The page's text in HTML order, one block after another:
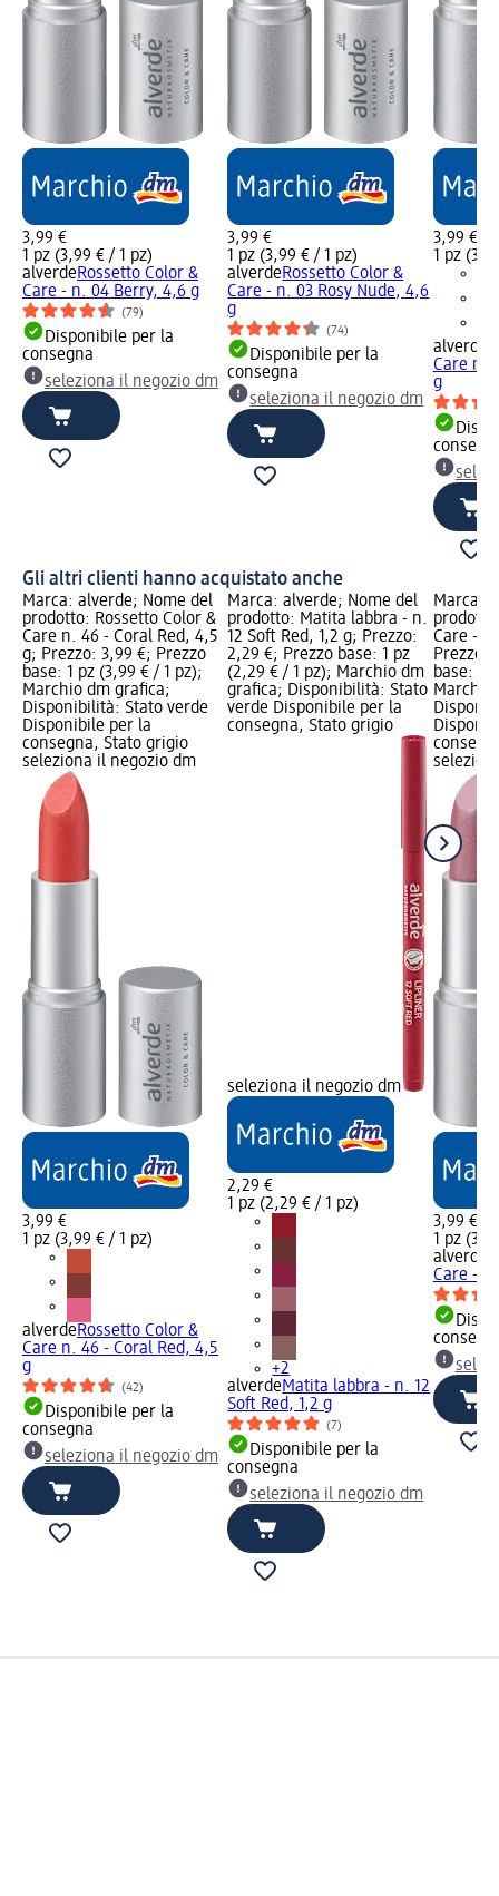
3,99 €
1 pz (3,99 € / 1 pz)
alverdeRossetto Color &
Care - n. 04 Berry, 4,6 g
(79)
Disponibile per la
consegna
seleziona il negozio dm
3,99 €
1 pz (3,99 € / 1 pz)
alverdeRossetto Color &
Care - n. 03 Rosy Nude, 4,6
g
(74)
Disponibile per la
consegna
seleziona il negozio dm
3,99 €
1 pz
alverde
Care n.
g
Gli altri clienti hanno acquistato anche
Marca: alverde; Nome del
prodotto: Rossetto Color &
Care n. 46 - Coral Red, 4,5
g; Prezzo: 3,99 €; Prezzo
base: 1 pz (3,99 € / 1 pz);
Marchio dm grafica;
Disponibilità: Stato verde
Disponibile per la
consegna, Stato grigio
seleziona il negozio dm
3,99 €
1 pz (3,99 € / 1 pz)
alverdeRossetto Color &
Care n. 46 - Coral Red, 4,5
g
(42)
Disponibile per la
consegna
seleziona il negozio dm
Marca: alverde; Nome del
prodotto: Matita labbra - n.
12 Soft Red, 1,2 g; Prezzo:
2,29 €; Prezzo base: 1 pz
(2,29 € / 1 pz); Marchio dm
grafica; Disponibilità: Stato
verde Disponibile per la
consegna, Stato grigio
seleziona il negozio dm
2,29 €
1 pz (2,29 € / 1 pz)
+2
alverdeMatita labbra - n. 12
Soft Red, 1,2 g
(7)
Disponibile per la
consegna
seleziona il negozio dm
Marca:
Care -
Prezzo:
base: 1
Marchio
3,99 €
1 pz
alverde
Care -